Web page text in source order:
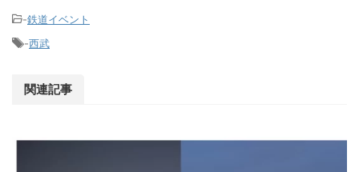
-鉄道イベント
-西武
関連記事